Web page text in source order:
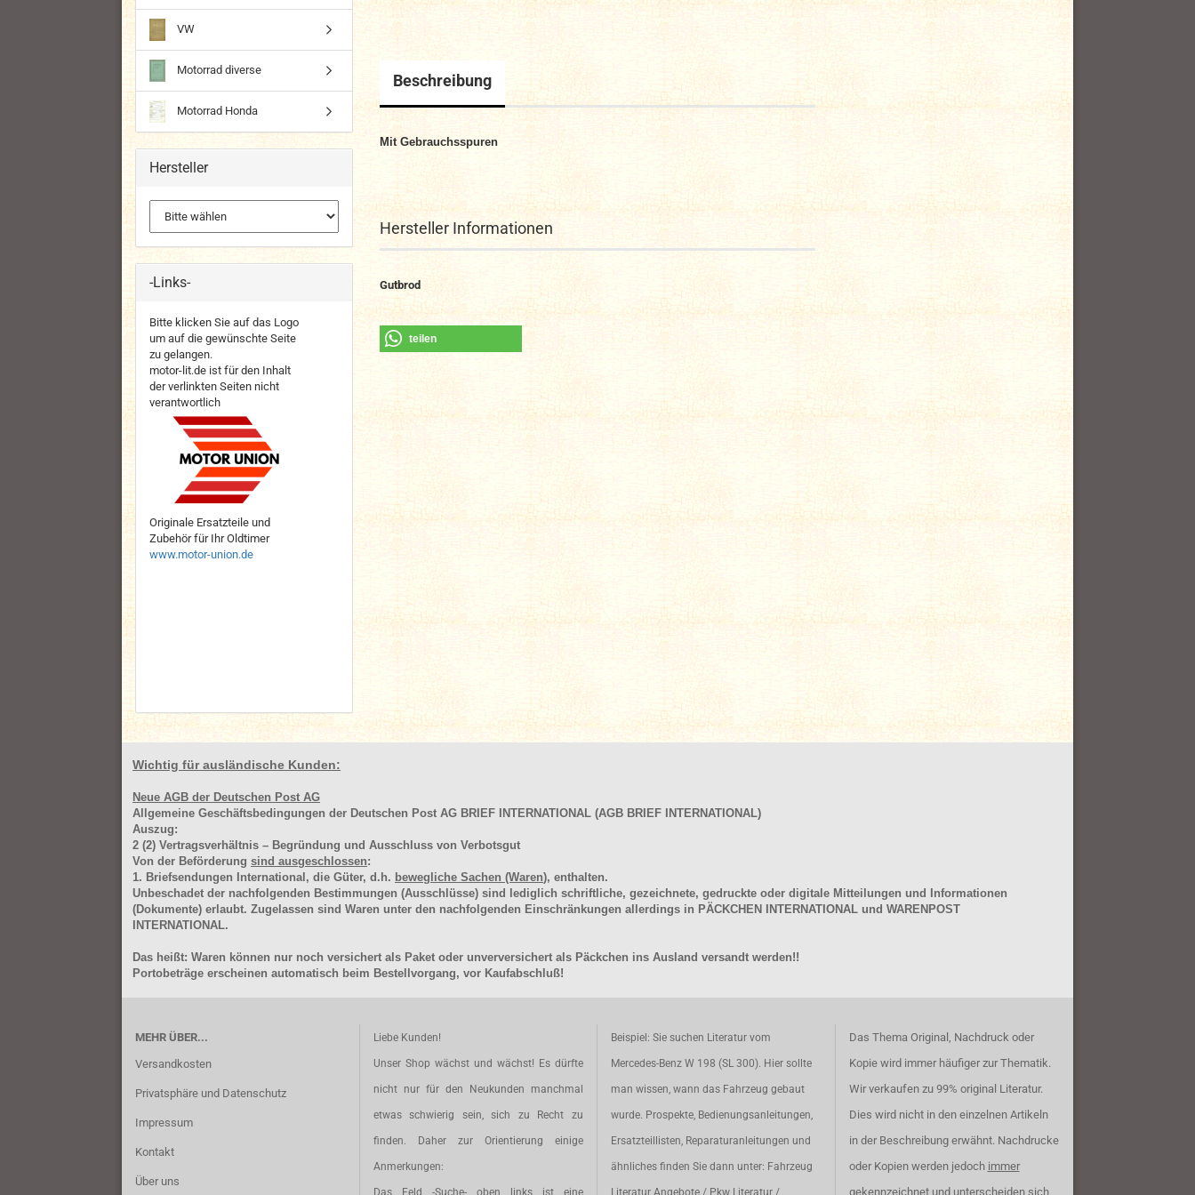
Beschreibung
Mit Gebrauchsspuren
Hersteller Informationen
Gutbrod
teilen
VW
Motorrad diverse
Motorrad Honda
Hersteller
-Links-
Bitte klicken Sie auf das Logo
um auf die gewünschte Seite
zu gelangen.
motor-lit.de ist für den Inhalt
der verlinkten Seiten nicht
verantwortlich
Originale Ersatzteile und
Zubehör für Ihr Oldtimer
www.motor-union.de
Wichtig für ausländische Kunden:
Neue AGB der Deutschen Post AG
Allgemeine Geschäftsbedingungen der Deutschen Post AG BRIEF INTERNATIONAL (AGB BRIEF INTERNATIONAL)
Auszug:
2 (2) Vertragsverhältnis – Begründung und Ausschluss von Verbotsgut
Von der Beförderung sind ausgeschlossen:
1. Briefsendungen International, die Güter, d.h. bewegliche Sachen (Waren), enthalten.
Unbeschadet der nachfolgenden Bestimmungen (Ausschlüsse) sind lediglich schriftliche, gezeichnete, gedruckte oder digitale Mitteilungen und Informationen
(Dokumente) erlaubt. Zugelassen sind Waren unter den nachfolgenden Einschränkungen allerdings in PÄCKCHEN INTERNATIONAL und WARENPOST
INTERNATIONAL.
Das heißt: Waren können nur noch versichert als Paket oder unverversichert als Päckchen ins Ausland versandt werden!!
Portobeträge erscheinen automatisch beim Bestellvorgang, vor Kaufabschluß!
MEHR ÜBER...
Versandkosten
Privatsphäre und Datenschutz
Impressum
Kontakt
Über uns
Liebe Kunden!
Unser Shop wächst und wächst! Es dürfte
nicht nur für den Neukunden manchmal
etwas schwierig sein, sich zu Recht zu
finden. Daher zur Orientierung einige
Anmerkungen:
Das Feld -Suche- oben links ist eine
Beispiel: Sie suchen Literatur vom
Mercedes-Benz W 198 (SL 300). Hier sollte
man wissen, wann das Fahrzeug gebaut
wurde. Prospekte, Bedienungsanleitungen,
Ersatzteillisten, Reparaturanleitungen und
ähnliches finden Sie dann unter: Fahrzeug
Literatur Angebote / Pkw Literatur /
Das Thema Original, Nachdruck oder
Kopie wird immer häufiger zur Thematik.
Wir verkaufen zu 99% original Literatur.
Dies wird nicht in den einzelnen Artikeln
in der Beschreibung erwähnt. Nachdrucke
oder Kopien werden jedoch immer
gekennzeichnet und unterscheiden sich